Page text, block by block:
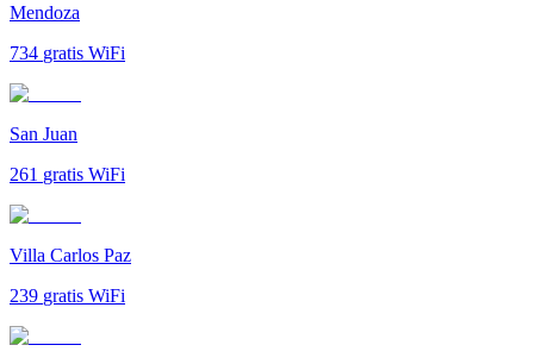
Mendoza
734 gratis WiFi
San Juan
261 gratis WiFi
Villa Carlos Paz
239 gratis WiFi